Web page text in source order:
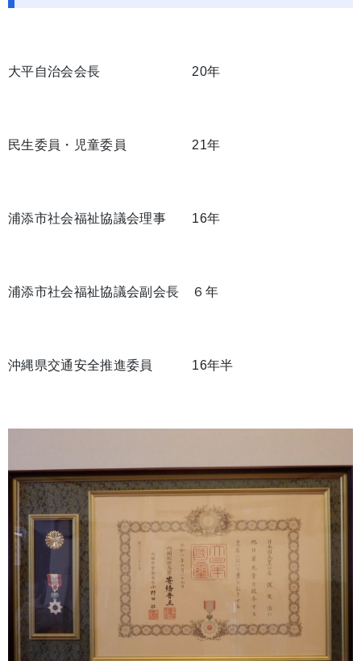
大平自治会会長 20年
民生委員・児童委員 21年
浦添市社会福祉協議会理事 16年
浦添市社会福祉協議会副会長 ６年
沖縄県交通安全推進委員 16年半